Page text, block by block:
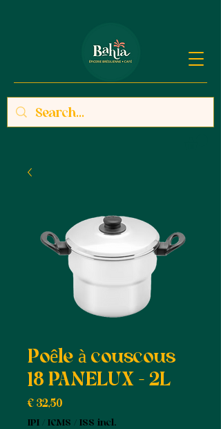
Poêle à couscous
18 PANELUX - 2L
€ 32,50
IPI / ICMS / ISS incl.